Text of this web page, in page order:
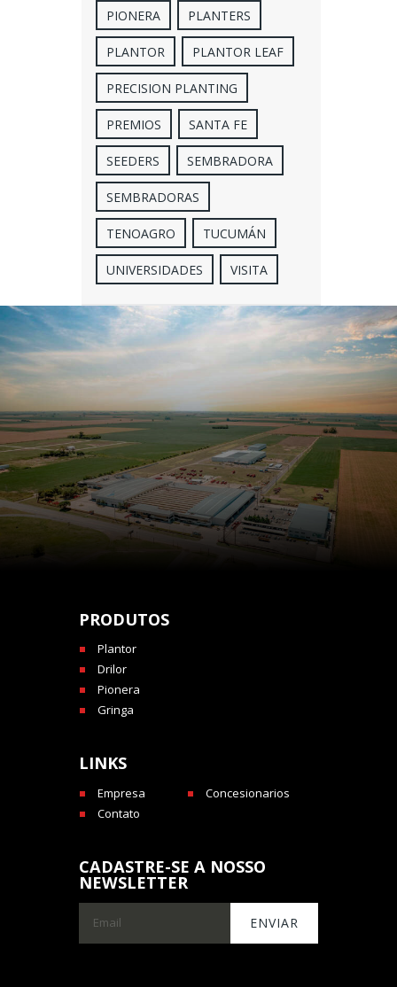
PIONERA PLANTERS
PLANTOR PLANTOR LEAF
PRECISION PLANTING
PREMIOS SANTA FE
SEEDERS SEMBRADORA
SEMBRADORAS
TENOAGRO TUCUMÁN
UNIVERSIDADES VISITA
PRODUTOS
Plantor
Drilor
Pionera
Gringa
LINKS
Empresa
Concesionarios
Contato
CADASTRE-SE A NOSSO
NEWSLETTER